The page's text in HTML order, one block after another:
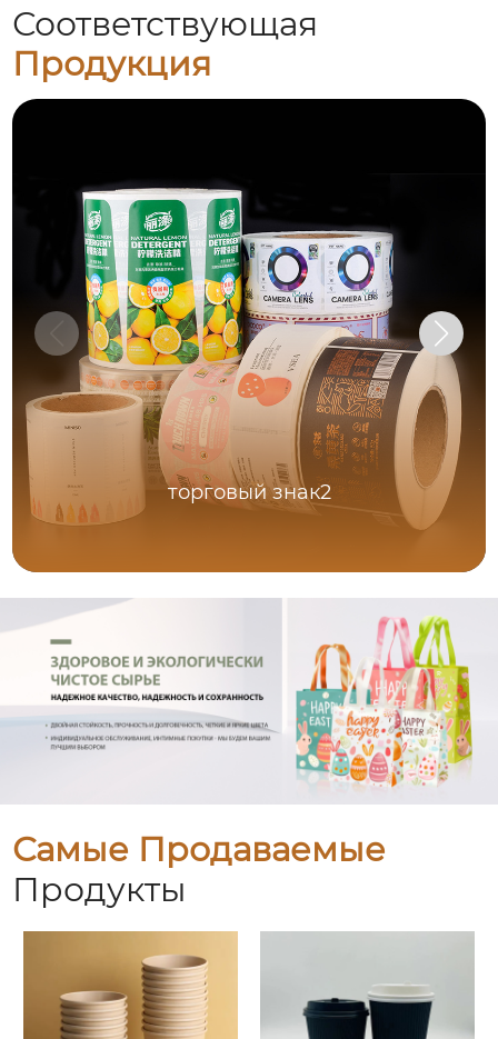
Соответствующая
Продукция
торговый знак2
Самые Продаваемые
Продукты